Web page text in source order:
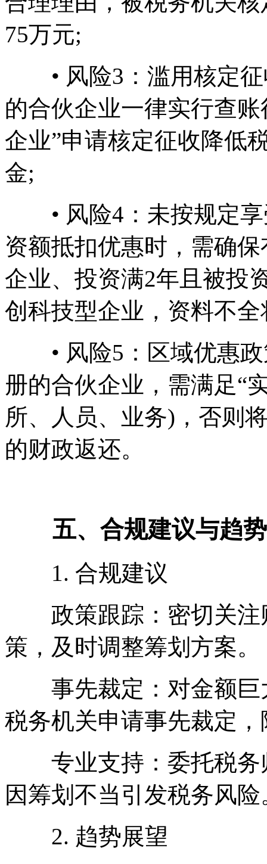
75万元;
• 风险3：滥用核定征
的合伙企业一律实行查
企业”申请核定征收降低
金;
• 风险4：未按规定享
资额抵扣优惠时，需确
企业、投资满2年且被投
创科技型企业，资料不
• 风险5：区域优惠政
册的合伙企业，需满足“
所、人员、业务)，否则
的财政返还。
五、合规建议与趋势
1. 合规建议
政策跟踪：密切关注
策，及时调整筹划方案。
事先裁定：对金额巨
税务机关申请事先裁定
专业支持：委托税务
因筹划不当引发税务风险
2. 趋势展望